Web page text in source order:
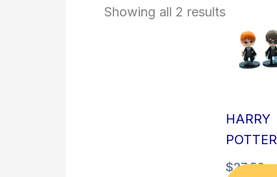
Showing all 2 results
HARRY
POTTER
$27,50